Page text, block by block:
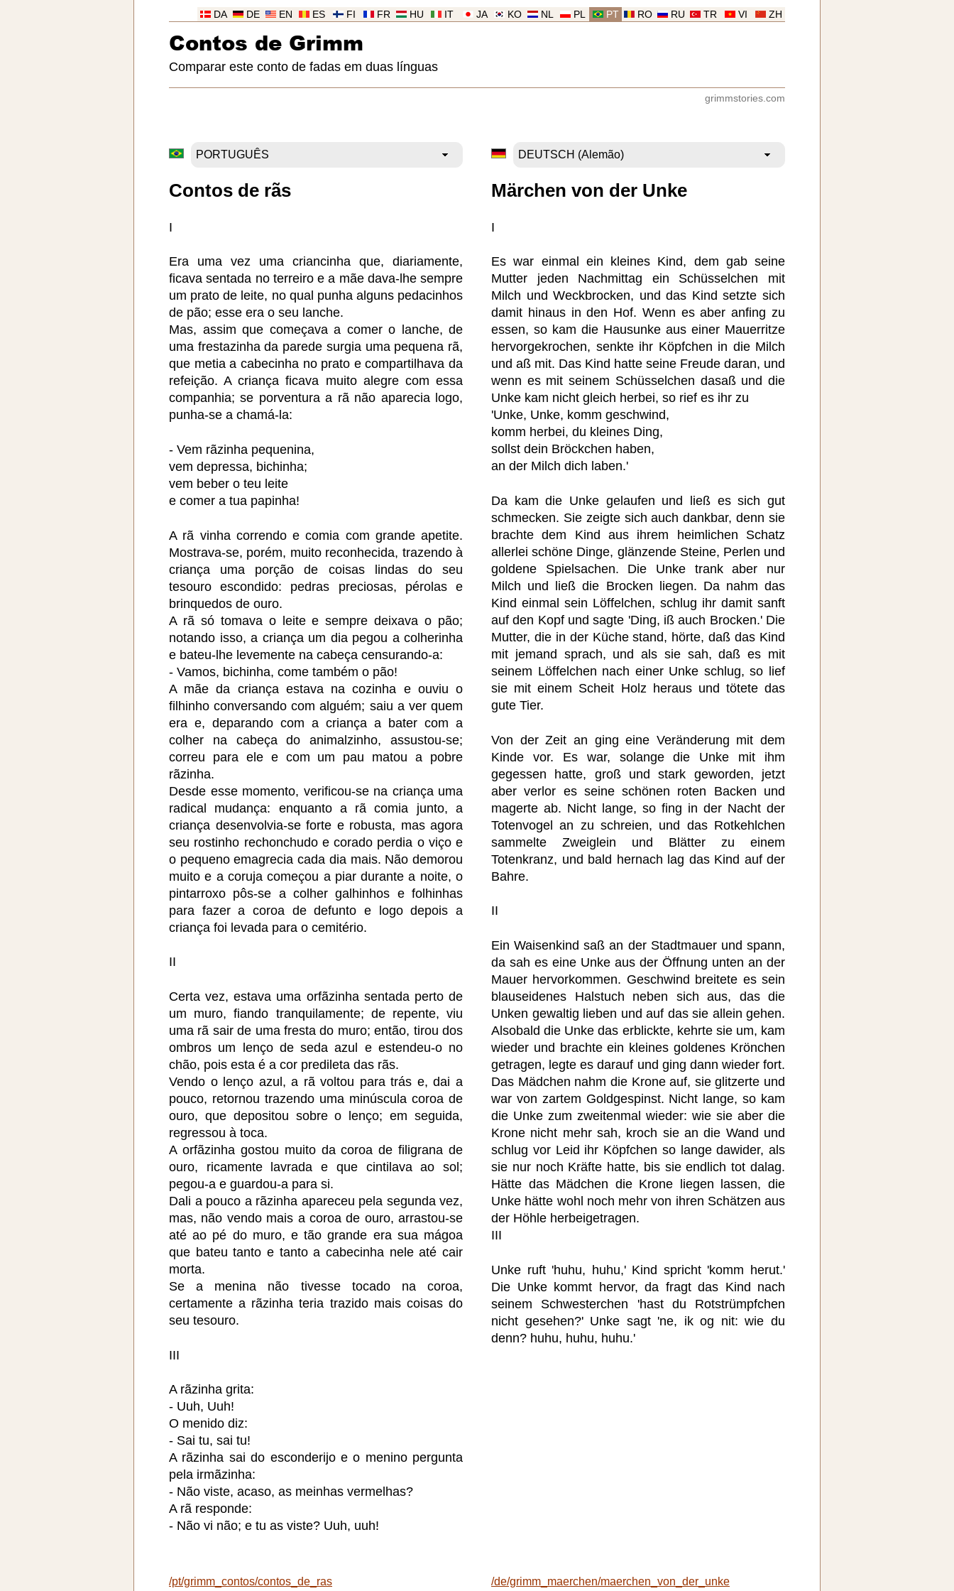
ZH
VI
TR
RU
RO
PT
PL
NL
KO
JA
IT
HU
FR
FI
ES
EN
DE
DA
Contos de Grimm
Comparar este conto de fadas em duas línguas
grimmstories.com
Contos de rãs Märchen von der Unke
I
Era uma vez uma criancinha que, diariamente,
ficava sentada no terreiro e a mãe dava-lhe sempre
um prato de leite, no qual punha alguns pedacinhos
de pão; esse era o seu lanche.
Mas, assim que começava a comer o lanche, de
uma frestazinha da parede surgia uma pequena rã,
que metia a cabecinha no prato e compartilhava da
refeição. A criança ficava muito alegre com essa
companhia; se porventura a rã não aparecia logo,
punha-se a chamá-la:
- Vem rãzinha pequenina,
vem depressa, bichinha;
vem beber o teu leite
e comer a tua papinha!
A rã vinha correndo e comia com grande apetite.
Mostrava-se, porém, muito reconhecida, trazendo à
criança uma porção de coisas lindas do seu
tesouro escondido: pedras preciosas, pérolas e
brinquedos de ouro.
A rã só tomava o leite e sempre deixava o pão;
notando isso, a criança um dia pegou a colherinha
e bateu-lhe levemente na cabeça censurando-a:
- Vamos, bichinha, come também o pão!
A mãe da criança estava na cozinha e ouviu o
filhinho conversando com alguém; saiu a ver quem
era e, deparando com a criança a bater com a
colher na cabeça do animalzinho, assustou-se;
correu para ele e com um pau matou a pobre
rãzinha.
Desde esse momento, verificou-se na criança uma
radical mudança: enquanto a rã comia junto, a
criança desenvolvia-se forte e robusta, mas agora
seu rostinho rechonchudo e corado perdia o viço e
o pequeno emagrecia cada dia mais. Não demorou
muito e a coruja começou a piar durante a noite, o
pintarroxo pôs-se a colher galhinhos e folhinhas
para fazer a coroa de defunto e logo depois a
criança foi levada para o cemitério.
II
Certa vez, estava uma orfãzinha sentada perto de
um muro, fiando tranquilamente; de repente, viu
uma rã sair de uma fresta do muro; então, tirou dos
ombros um lenço de seda azul e estendeu-o no
chão, pois esta é a cor predileta das rãs.
Vendo o lenço azul, a rã voltou para trás e, dai a
pouco, retornou trazendo uma minúscula coroa de
ouro, que depositou sobre o lenço; em seguida,
regressou à toca.
A orfãzinha gostou muito da coroa de filigrana de
ouro, ricamente lavrada e que cintilava ao sol;
pegou-a e guardou-a para si.
Dali a pouco a rãzinha apareceu pela segunda vez,
mas, não vendo mais a coroa de ouro, arrastou-se
até ao pé do muro, e tão grande era sua mágoa
que bateu tanto e tanto a cabecinha nele até cair
morta.
Se a menina não tivesse tocado na coroa,
certamente a rãzinha teria trazido mais coisas do
seu tesouro.
III
A rãzinha grita:
- Uuh, Uuh!
O menido diz:
- Sai tu, sai tu!
A rãzinha sai do esconderijo e o menino pergunta
pela irmãzinha:
- Não viste, acaso, as meinhas vermelhas?
A rã responde:
- Não vi não; e tu as viste? Uuh, uuh!
I
Es war einmal ein kleines Kind, dem gab seine
Mutter jeden Nachmittag ein Schüsselchen mit
Milch und Weckbrocken, und das Kind setzte sich
damit hinaus in den Hof. Wenn es aber anfing zu
essen, so kam die Hausunke aus einer Mauerritze
hervorgekrochen, senkte ihr Köpfchen in die Milch
und aß mit. Das Kind hatte seine Freude daran, und
wenn es mit seinem Schüsselchen dasaß und die
Unke kam nicht gleich herbei, so rief es ihr zu
'Unke, Unke, komm geschwind,
komm herbei, du kleines Ding,
sollst dein Bröckchen haben,
an der Milch dich laben.'
Da kam die Unke gelaufen und ließ es sich gut
schmecken. Sie zeigte sich auch dankbar, denn sie
brachte dem Kind aus ihrem heimlichen Schatz
allerlei schöne Dinge, glänzende Steine, Perlen und
goldene Spielsachen. Die Unke trank aber nur
Milch und ließ die Brocken liegen. Da nahm das
Kind einmal sein Löffelchen, schlug ihr damit sanft
auf den Kopf und sagte 'Ding, iß auch Brocken.' Die
Mutter, die in der Küche stand, hörte, daß das Kind
mit jemand sprach, und als sie sah, daß es mit
seinem Löffelchen nach einer Unke schlug, so lief
sie mit einem Scheit Holz heraus und tötete das
gute Tier.
Von der Zeit an ging eine Veränderung mit dem
Kinde vor. Es war, solange die Unke mit ihm
gegessen hatte, groß und stark geworden, jetzt
aber verlor es seine schönen roten Backen und
magerte ab. Nicht lange, so fing in der Nacht der
Totenvogel an zu schreien, und das Rotkehlchen
sammelte Zweiglein und Blätter zu einem
Totenkranz, und bald hernach lag das Kind auf der
Bahre.
II
Ein Waisenkind saß an der Stadtmauer und spann,
da sah es eine Unke aus der Öffnung unten an der
Mauer hervorkommen. Geschwind breitete es sein
blauseidenes Halstuch neben sich aus, das die
Unken gewaltig lieben und auf das sie allein gehen.
Alsobald die Unke das erblickte, kehrte sie um, kam
wieder und brachte ein kleines goldenes Krönchen
getragen, legte es darauf und ging dann wieder fort.
Das Mädchen nahm die Krone auf, sie glitzerte und
war von zartem Goldgespinst. Nicht lange, so kam
die Unke zum zweitenmal wieder: wie sie aber die
Krone nicht mehr sah, kroch sie an die Wand und
schlug vor Leid ihr Köpfchen so lange dawider, als
sie nur noch Kräfte hatte, bis sie endlich tot dalag.
Hätte das Mädchen die Krone liegen lassen, die
Unke hätte wohl noch mehr von ihren Schätzen aus
der Höhle herbeigetragen.
III
Unke ruft 'huhu, huhu,' Kind spricht 'komm herut.'
Die Unke kommt hervor, da fragt das Kind nach
seinem Schwesterchen 'hast du Rotstrümpfchen
nicht gesehen?' Unke sagt 'ne, ik og nit: wie du
denn? huhu, huhu, huhu.'
/pt/grimm_contos/contos_de_ras /de/grimm_maerchen/maerchen_von_der_unke